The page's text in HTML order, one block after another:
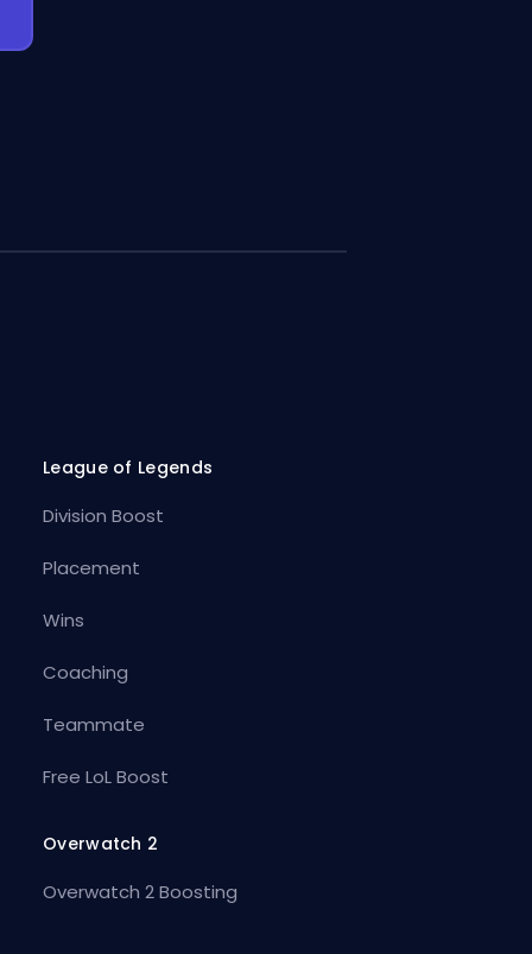
League of Legends
Division Boost
Placement
Wins
Coaching
Teammate
Free LoL Boost
Overwatch 2
Overwatch 2 Boosting